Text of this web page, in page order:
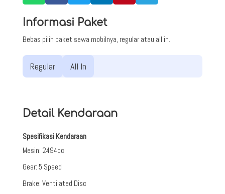
Informasi Paket
Bebas pilih paket sewa mobilnya, regular atau all in.
Regular All In
Detail Kendaraan
Spesifikasi Kendaraan
Mesin: 2494cc
Gear: 5 Speed
Brake: Ventilated Disc